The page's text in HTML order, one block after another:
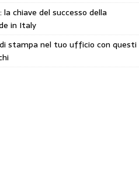
chiave del successo della
in Italy
stampa nel tuo ufficio con questi